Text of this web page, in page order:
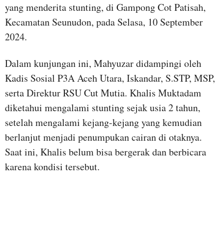
yang menderita stunting, di Gampong Cot Patisah,
Kecamatan Seunudon, pada Selasa, 10 September
2024.
Dalam kunjungan ini, Mahyuzar didampingi oleh
Kadis Sosial P3A Aceh Utara, Iskandar, S.STP, MSP,
serta Direktur RSU Cut Mutia. Khalis Muktadam
diketahui mengalami stunting sejak usia 2 tahun,
setelah mengalami kejang-kejang yang kemudian
berlanjut menjadi penumpukan cairan di otaknya.
Saat ini, Khalis belum bisa bergerak dan berbicara
karena kondisi tersebut.